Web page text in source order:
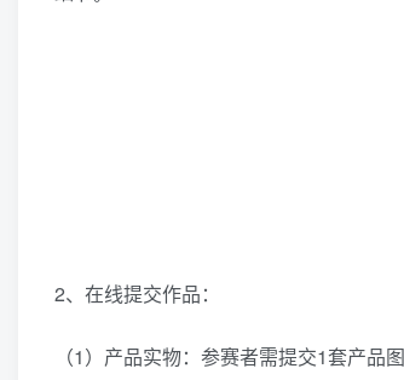
2、在线提交作品：
（1）产品实物：参赛者需提交1套产